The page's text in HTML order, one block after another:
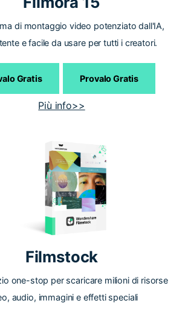
di montaggio video potenziato dall'IA,
e facile da usare per tutti i creatori.
Gratis Provalo Gratis
Più info>>
Filmstock
one-stop per scaricare milioni di risorse
audio, immagini e effetti speciali